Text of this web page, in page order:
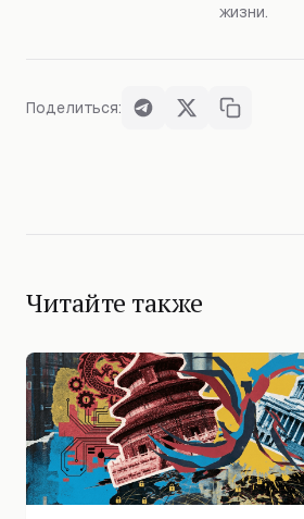
жизни.
Поделиться:
Читайте также